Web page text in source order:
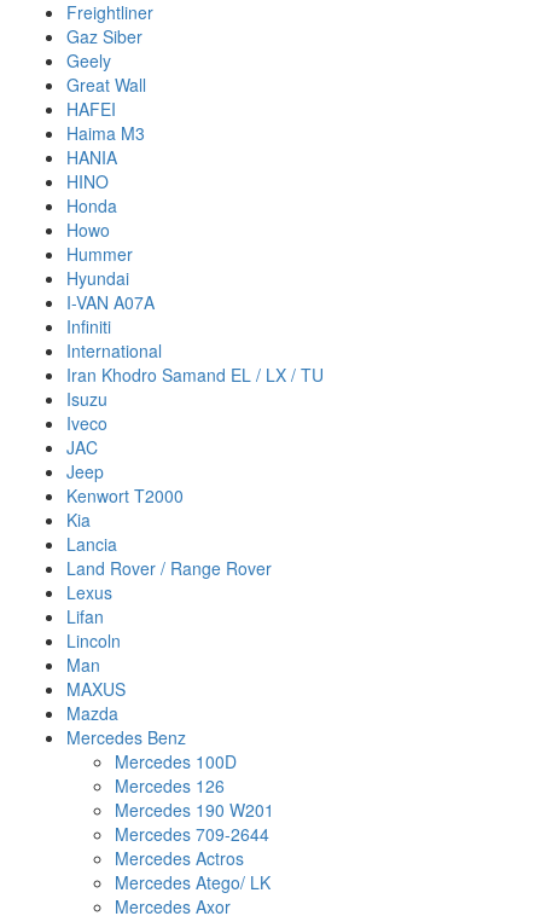
Freightliner
Gaz Siber
Geely
Great Wall
HAFEI
Haima M3
HANIA
HINO
Honda
Howo
Hummer
Hyundai
I-VAN A07A
Infiniti
International
Iran Khodro Samand EL / LX / TU
Isuzu
Iveco
JAC
Jeep
Kenwort T2000
Kia
Lancia
Land Rover / Range Rover
Lexus
Lifan
Lincoln
Man
MAXUS
Mazda
Mercedes Benz
Mercedes 100D
Mercedes 126
Mercedes 190 W201
Mercedes 709-2644
Mercedes Actros
Mercedes Atego/ LK
Mercedes Axor